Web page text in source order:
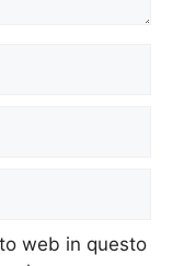
web in questo